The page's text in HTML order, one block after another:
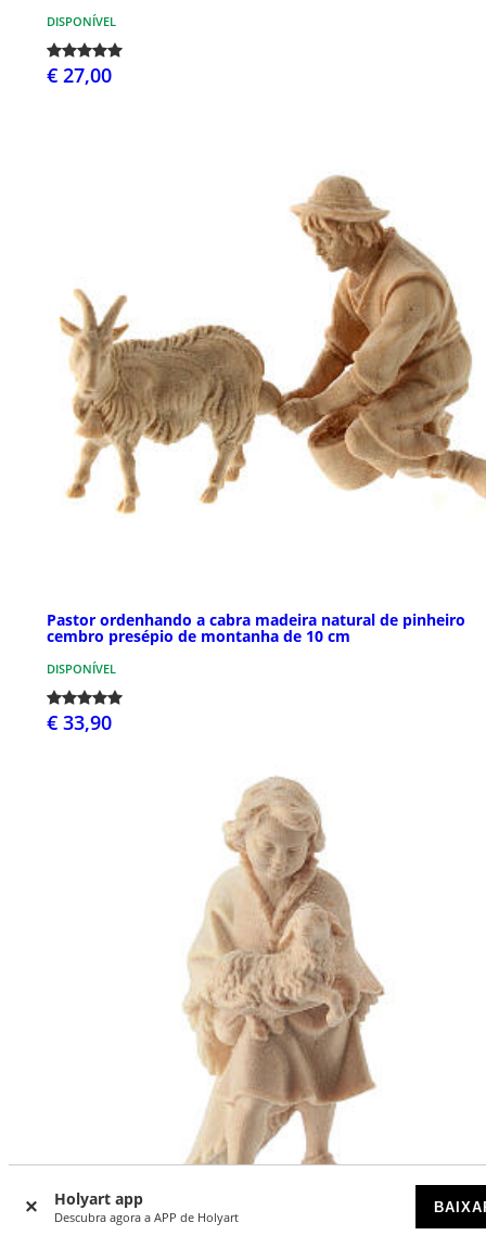
Holyart app
Descubra agora a APP de Holyart
DISPONÍVEL
€ 27,00
Pastor ordenhando a cabra madeira natural de pinheiro
cembro presépio de montanha de 10 cm
DISPONÍVEL
€ 33,90